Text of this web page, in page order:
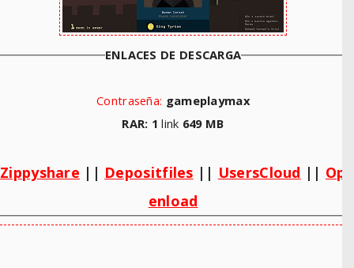
ENLACES DE DESCARGA
Contraseña: gameplaymax
RAR: 1link 649 MB
Zippyshare || Depositfiles || UsersCloud || Op
enload